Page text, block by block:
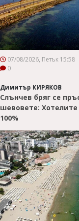
07/08/2026, Петък 15:58
0
Димитър КИРЯКОВ
Слънчев бряг се
шевовете:
100%